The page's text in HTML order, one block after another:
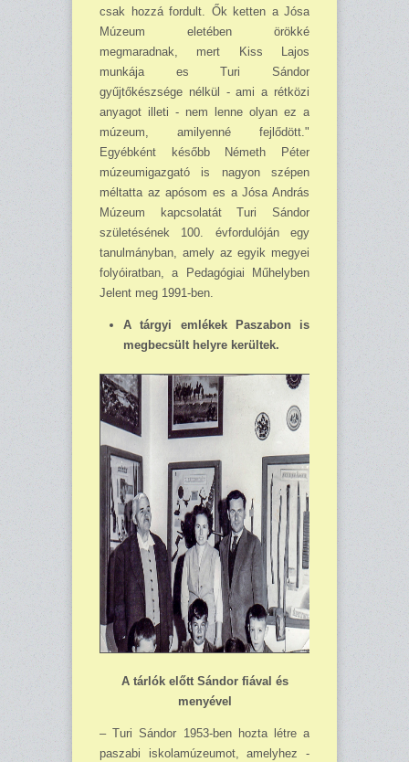
csak hozzá fordult. Ők ketten a Jósa
Múzeum eletében örökké
megmaradnak, mert Kiss Lajos
munkája es Turi Sándor
gyűjtőkészsége nélkül - ami a rétközi
anyagot illeti - nem lenne olyan ez a
múzeum, amilyenné fejlődött."
Egyébként később Németh Péter
múzeumigazgató is nagyon szépen
méltatta az apósom es a Jósa András
Múzeum kapcsolatát Turi Sándor
születésének 100. évfordulóján egy
tanulmányban, amely az egyik megyei
folyóiratban, a Pedagógiai Műhelyben
Jelent meg 1991-ben.
A tárgyi emlékek Paszabon is
megbecsült helyre kerültek.
A tárlók előtt Sándor fiával és
menyével
– Turi Sándor 1953-ben hozta létre a
paszabi iskolamúzeumot, amelyhez -